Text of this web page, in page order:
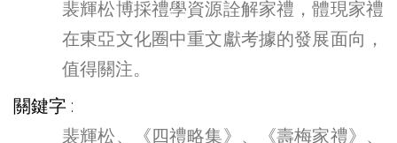
裴輝松博採禮學資源詮解家禮，體現家禮
在東亞文化圈中重文獻考據的發展面向，
值得關注。
關鍵字
裴輝松、《四禮略集》、《壽梅家禮》、